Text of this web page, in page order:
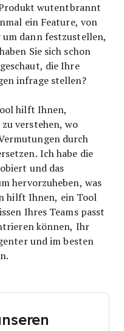
wutentbrannt
ein Feature, von
um dann festzustellen,
Sie sich schon
die Ihre
infrage stellen?
hilft Ihnen,
verstehen, wo
durch
Ich habe die
und das
hervorzuheben, was
hilft Ihnen, ein Tool
Ihres Teams passt
können, Ihr
und im besten